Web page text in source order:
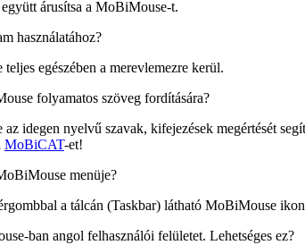
árusítsa a MoBiMouse-t.
használatához?
egészében a merevlemezre kerül.
folyamatos szöveg fordítására?
idegen nyelvű szavak, kifejezések megértését
MoBiCAT-et!
menüje?
a tálcán (Taskbar) látható MoBiMouse
ban angol felhasználói felületet. Lehetséges ez?